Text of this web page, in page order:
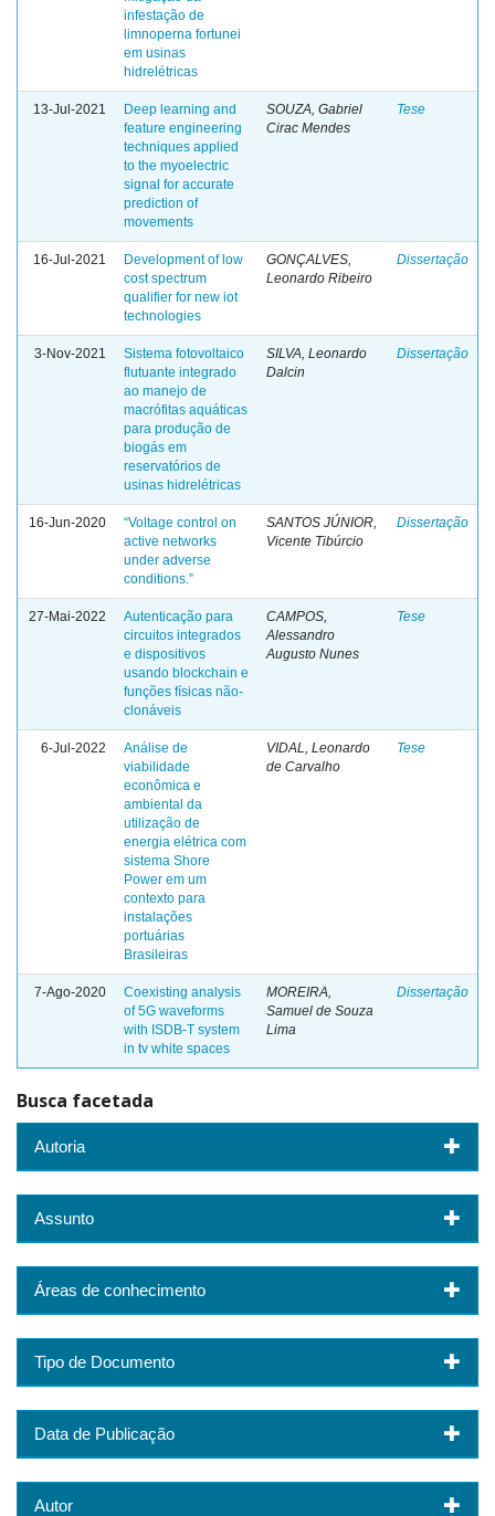
infestação de
limnoperna fortunei
em usinas
hidrelétricas
13-Jul-2021
Deep learning and
feature engineering
techniques applied
to the myoelectric
signal for accurate
prediction of
movements
SOUZA, Gabriel
Cirac Mendes
Tese
16-Jul-2021
Development of low
cost spectrum
qualifier for new iot
technologies
GONÇALVES,
Leonardo Ribeiro
Dissertação
3-Nov-2021
Sistema fotovoltaico
flutuante integrado
ao manejo de
macrófitas aquáticas
para produção de
biogás em
reservatórios de
usinas hidrelétricas
SILVA, Leonardo
Dalcin
Dissertação
16-Jun-2020
“Voltage control on
active networks
under adverse
conditions.”
SANTOS JÚNIOR,
Vicente Tibúrcio
Dissertação
27-Mai-2022
Autenticação para
circuitos integrados
e dispositivos
usando blockchain e
funções físicas não-
clonáveis
CAMPOS,
Alessandro
Augusto Nunes
Tese
6-Jul-2022
Análise de
viabilidade
econômica e
ambiental da
utilização de
energia elétrica com
sistema Shore
Power em um
contexto para
instalações
portuárias
Brasileiras
VIDAL, Leonardo
de Carvalho
Tese
7-Ago-2020
Coexisting analysis
of 5G waveforms
with ISDB-T system
in tv white spaces
MOREIRA,
Samuel de Souza
Lima
Dissertação
Busca facetada
Autoria
Assunto
Áreas de conhecimento
Tipo de Documento
Data de Publicação
Autor